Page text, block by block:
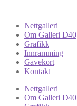
Nettgalleri
Om Galleri D40
Grafikk
Innramming
Gavekort
Kontakt
Nettgalleri
Om Galleri D40